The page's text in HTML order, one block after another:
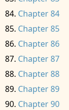
Chapter 84
Chapter 85
Chapter 86
Chapter 87
Chapter 88
Chapter 89
Chapter 90